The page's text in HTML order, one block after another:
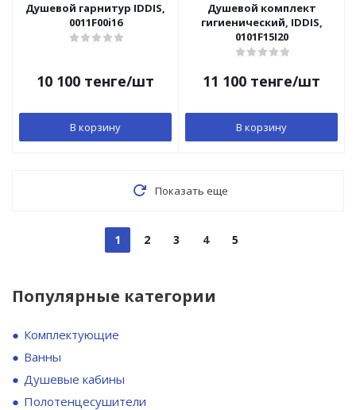
Душевой гарнитур IDDIS,
0011F00i16
10 100 тенге/шт
В корзину
Душевой комплект
гигиенический, IDDIS,
0101F15I20
11 100 тенге/шт
В корзину
Показать еще
1 2 3 4 5
Популярные категории
Комплектующие
Ванны
Душевые кабины
Полотенцесушители